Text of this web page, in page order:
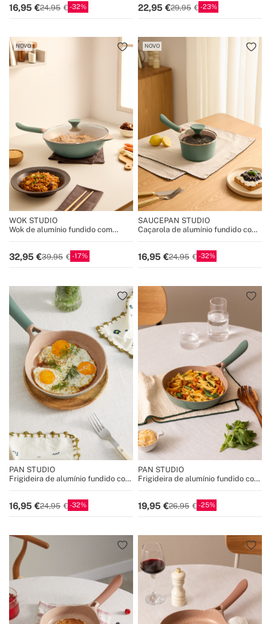
16,95 24,95 32 22,95 29,95 23
NOVO
WOK STUDIO
Wok de alumínio fundido com
32,95 39,95 17
NOVO
SAUCEPAN STUDIO
Caçarola de alumínio fundido com
16,95 24,95 32
PAN STUDIO
Frigideira de alumínio fundido com
16,95 24,95 32
PAN STUDIO
Frigideira de alumínio fundido com
19,95 26,95 25